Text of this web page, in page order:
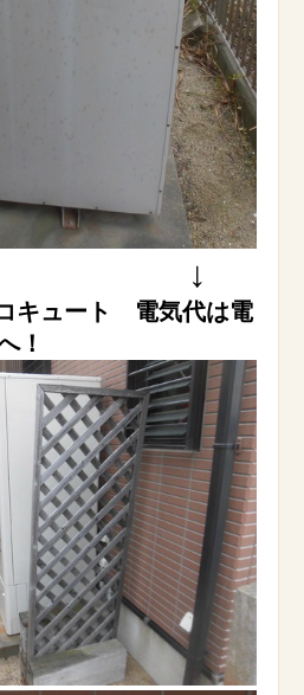
キュート 電気代は電
！